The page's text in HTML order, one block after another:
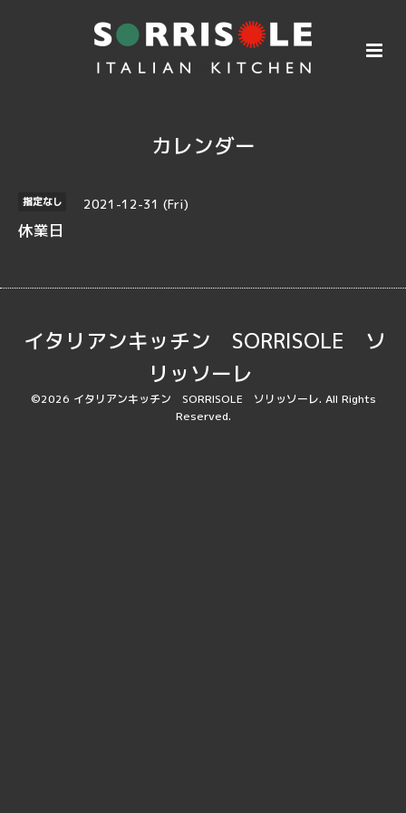
カレンダー
指定なし 2021-12-31 (Fri)
休業日
イタリアンキッチン SORRISOLE ソ
リッソーレ
©2026 イタリアンキッチン SORRISOLE ソリッソーレ. All Rights
Reserved.